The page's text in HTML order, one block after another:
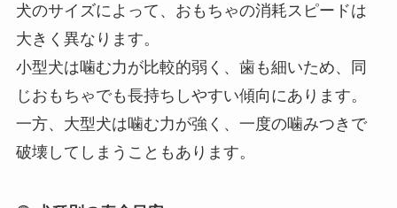
犬のサイズによって、おもちゃの消耗スピードは
大きく異なります。
小型犬は噛む力が比較的弱く、歯も細いため、同
じおもちゃでも長持ちしやすい傾向にあります。
一方、大型犬は噛む力が強く、一度の噛みつきで
破壊してしまうこともあります。